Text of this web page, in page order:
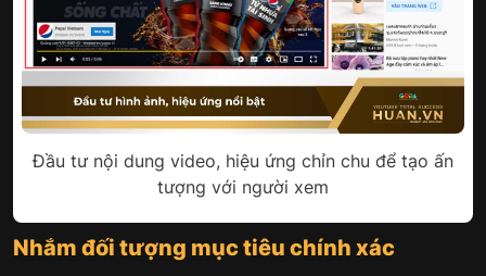
Đầu tư nội dung video, hiệu ứng chỉn chu để tạo ấn
tượng với người xem
Nhắm đối tượng mục tiêu chính xác